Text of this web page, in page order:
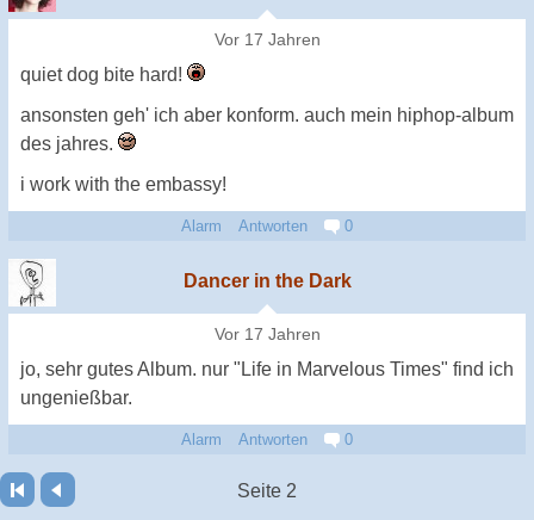
Vor 17 Jahren
quiet dog bite hard!
ansonsten geh' ich aber konform. auch mein hiphop-album
des jahres.
i work with the embassy!
Alarm Antworten 0
Dancer in the Dark
Vor 17 Jahren
jo, sehr gutes Album. nur "Life in Marvelous Times" find ich
ungenießbar.
Alarm Antworten 0
Seite 2